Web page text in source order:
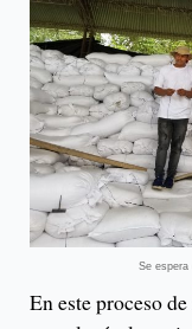
Se espera
En este proceso